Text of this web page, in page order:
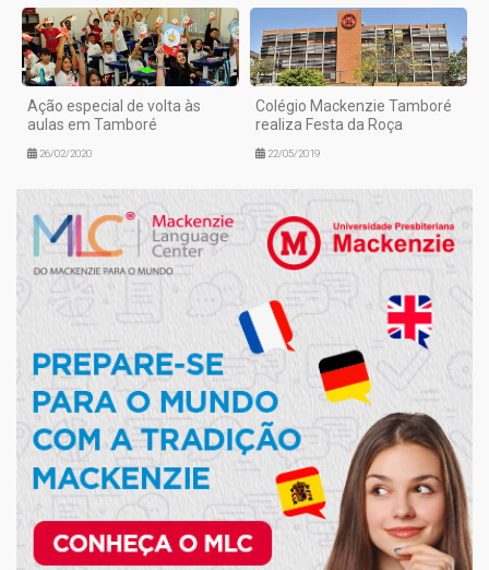
Ação especial de volta às
aulas em Tamboré
26/02/2020
Colégio Mackenzie Tamboré
realiza Festa da Roça
22/05/2019